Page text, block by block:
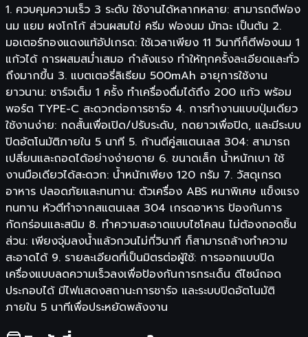
1. ควบคุมความเร็ว 3 ระดับ ใช้งานได้หลากหลาย: สามารถตีฟอง
นม แยม ผงโกโก้ ส่วนผสมไข่ ครีม ฟองนม มัทฉะ เป็นต้น 2.
มอเตอร์ทองแดงแท้อัปเกรด: ใช้เวลาเพียง 11 วินาทีก็ตีฟองนม 1
แก้วได้ การผสมสม่ำเสมอ กำลังแรง ทำให้ทุกครั้งละเอียดและทั่ว
ถึงมากขึ้น 3. แบตเตอรี่ลิเธียม 500mAh อายุการใช้งาน
ยาวนาน: ชาร์จเต็ม 1 ครั้ง ทำเครื่องดื่มได้ถึง 200 แก้ว พร้อม
พอร์ต TYPE-C สะดวกต่อการชาร์จ 4. การทำงานแบบปุ่มเดียว
ใช้งานง่าย: กดสั้นเพื่อเปิด/ปรับระดับ, กดยาวเพื่อปิด, และมีระบบ
ปิดอัตโนมัติภายใน 5 นาที 5. ก้านตีคู่สแตนเลส 304: สามารถ
เปลี่ยนและถอดได้อย่างง่ายดาย 6. ขนาดเล็ก น้ำหนักเบา ใช้
งานมือเดียวได้สะดวก: น้ำหนักเพียง 120 กรัม 7. วัสดุเกรด
อาหาร ปลอดภัยและทนทาน: ตัวเครื่อง ABS หนาพิเศษ แข็งแรง
ทนทาน หัวตีทำจากสแตนเลส 304 เกรดอาหาร ป้องกันการ
กัดกร่อนและสนิม 8. ทำความสะอาดแบบไซโคลน ไม่ต้องถอดชิ้น
ส่วน: เพียงจุ่มลงน้ำแล้วกวนไม่กี่วินาที ก็สามารถล้างทำความ
สะอาดได้ 9. รายละเอียดที่เป็นมิตรต่อผู้ใช้: การออกแบบปิด
เครื่องแบบลดความเร็วลงเพื่อป้องกันการกระเด็น ดีไซน์ถอด
ประกอบได้ มีไฟแสดงสถานะการชาร์จ และระบบปิดอัตโนมัติ
ภายใน 5 นาทีเพื่อประหยัดพลังงาน